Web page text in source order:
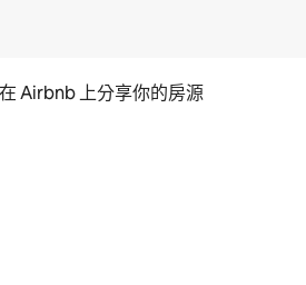
在 Airbnb 上分享你的房源